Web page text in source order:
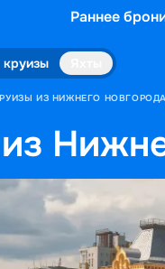
Раннее
ИЗ НИЖНЕГО НОВГОРОДА